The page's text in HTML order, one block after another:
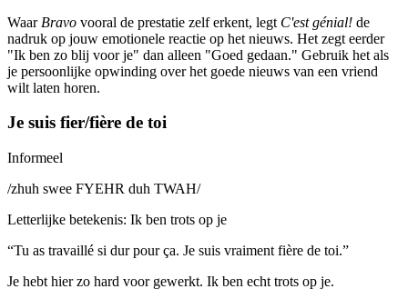
Waar Bravo vooral de prestatie zelf erkent, legt C'est génial! de
nadruk op jouw emotionele reactie op het nieuws. Het zegt eerder
"Ik ben zo blij voor je" dan alleen "Goed gedaan." Gebruik het als
je persoonlijke opwinding over het goede nieuws van een vriend
wilt laten horen.
Je suis fier/fière de toi
Informeel
/zhuh swee FYEHR duh TWAH/
Letterlijke betekenis: Ik ben trots op je
“Tu as travaillé si dur pour ça. Je suis vraiment fière de toi.”
Je hebt hier zo hard voor gewerkt. Ik ben echt trots op je.